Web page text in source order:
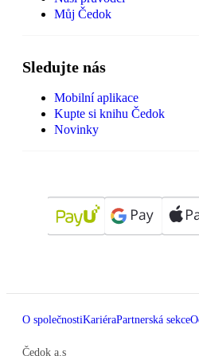
Můj Čedok
Sledujte nás
Mobilní aplikace
Kupte si knihu Čedok
Novinky
O společnostiKariéraPartnerská sekce
Čedok a.s